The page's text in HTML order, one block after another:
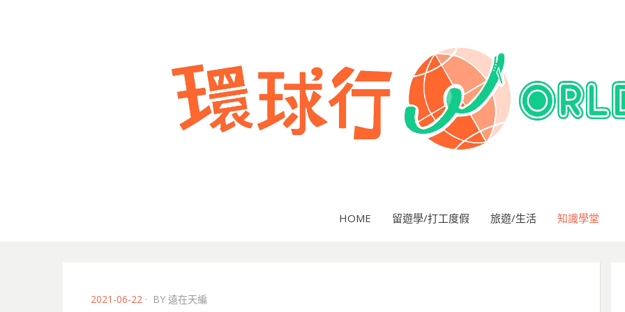
HOME 留遊學/打工度假 旅遊/生活 知識學堂
POSTED
2021-06-22 BY 遠在天編